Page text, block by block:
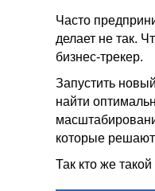
Часто
делает не так.
бизнес-трекер.
Запустить
найти
которые
Так кто же